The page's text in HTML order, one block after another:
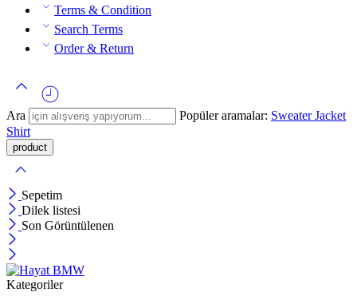
Terms & Condition
Search Terms
Order & Return
Ara Popüler aramalar: SweaterJacket
Shirt
Sepetim
Dilek listesi
Son Görüntülenen
Kategoriler